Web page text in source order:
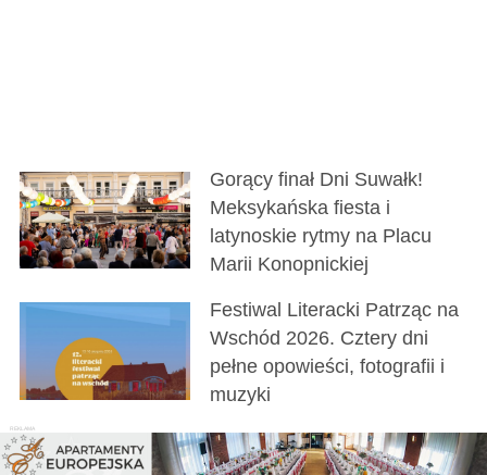
Gorący finał Dni Suwałk!
Meksykańska fiesta i
latynoskie rytmy na Placu
Marii Konopnickiej
Festiwal Literacki Patrząc na
Wschód 2026. Cztery dni
pełne opowieści, fotografii i
muzyki